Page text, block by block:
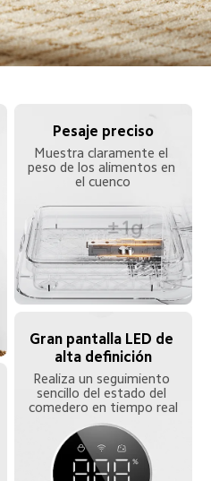
Pesaje preciso
Muestra claramente el
peso de los alimentos en
el cuenco
Gran pantalla LED de
alta definición
Realiza un seguimiento
sencillo del estado del
comedero en tiempo real